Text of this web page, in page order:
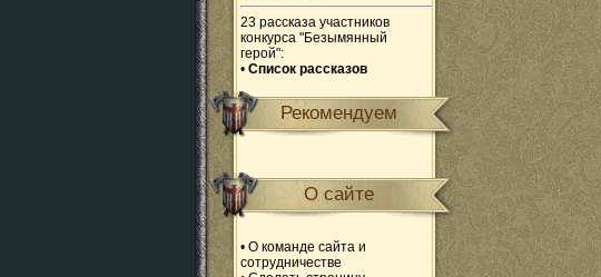
23 рассказа участников
конкурса "Безымянный
герой":
• Список рассказов
Рекомендуем
О сайте
• О команде сайта и
сотрудничестве